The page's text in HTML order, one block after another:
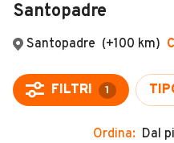
Auto usate
Auto Km 0
Auto Nuove
MAGAZINE
ACCEDI
Santopadre
Santopadre (+100 km)
FILTRI 1
Ordina: Dal